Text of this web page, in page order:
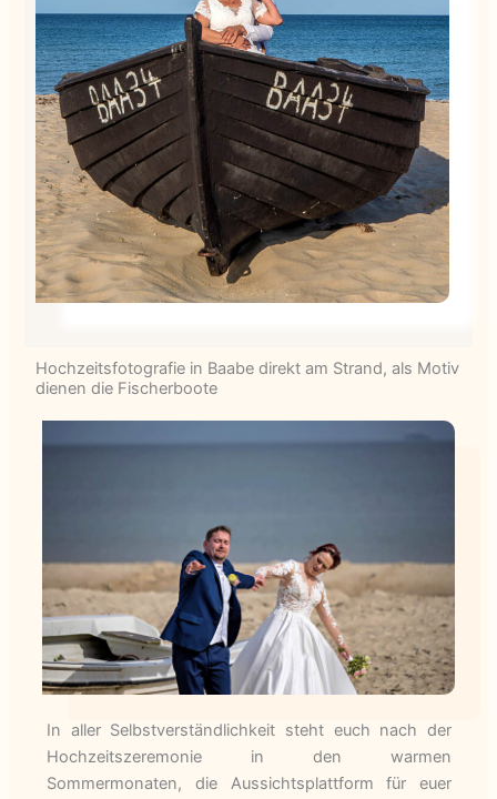
Hochzeitsfotografie in Baabe direkt am Strand, als Motiv
dienen die Fischerboote
In aller Selbstverständlichkeit steht euch nach der
Hochzeitszeremonie in den warmen
Sommermonaten, die Aussichtsplattform für euer